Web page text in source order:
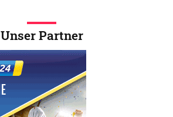
Unser Partner